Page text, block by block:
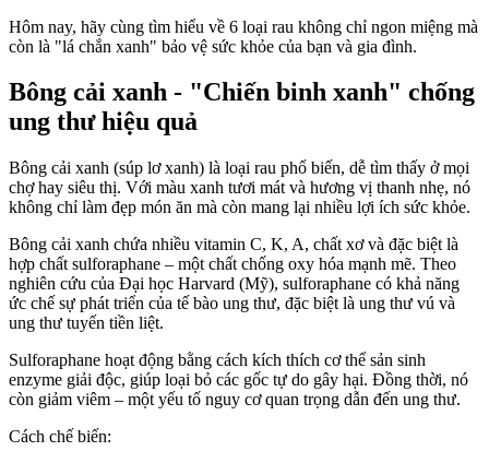
Hôm nay, hãy cùng tìm hiểu về 6 loại rau không chỉ ngon miệng mà
còn là "lá chắn xanh" bảo vệ sức khỏe của bạn và gia đình.
Bông cải xanh - "Chiến binh xanh" chống
ung thư hiệu quả
Bông cải xanh (súp lơ xanh) là loại rau phổ biến, dễ tìm thấy ở mọi
chợ hay siêu thị. Với màu xanh tươi mát và hương vị thanh nhẹ, nó
không chỉ làm đẹp món ăn mà còn mang lại nhiều lợi ích sức khỏe.
Bông cải xanh chứa nhiều vitamin C, K, A, chất xơ và đặc biệt là
hợp chất sulforaphane – một chất chống oxy hóa mạnh mẽ. Theo
nghiên cứu của Đại học Harvard (Mỹ), sulforaphane có khả năng
ức chế sự phát triển của tế bào ung thư, đặc biệt là ung thư v‌ú và
ung thư tuyến tiền liệt.
Sulforaphane hoạt động bằng cách kíc‌h thí‌ch c‌ơ th‌ể sản sinh
enzyme giải độc, giúp loại bỏ các gốc tự do gây hại. Đồng thời, nó
còn giảm viêm – một yếu tố nguy cơ quan trọng dẫn đến ung thư.
Cách chế biến: